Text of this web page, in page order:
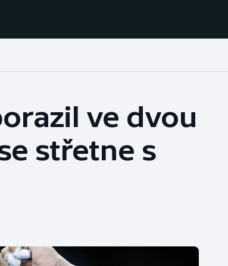
Jezdectví
Judo
Rychlobruslení
Rychlostní
kanoistika
ve dvou
střetne s